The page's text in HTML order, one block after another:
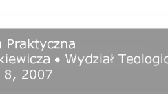
Praktyczna
•  Wydział
8,  2007